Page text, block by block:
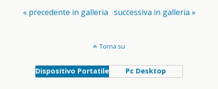
« precedente in galleria successiva in galleria »
Torna su
Dispositivo Portatile Pc Desktop